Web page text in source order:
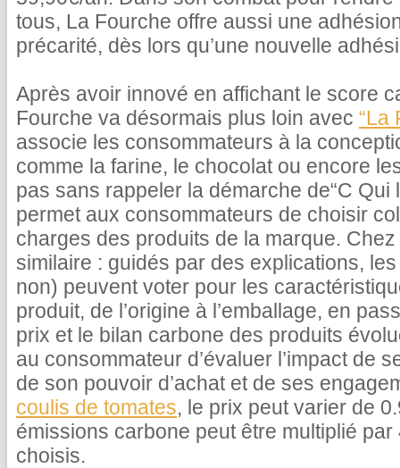
tous, La Fourche offre aussi une
précarité, dès lors qu’une nouvelle
Après avoir innové en affichant le score
Fourche va désormais plus loin avec “La
associe les consommateurs à la
comme la farine, le chocolat ou encore
pas sans rappeler la démarche de“C Qui
permet aux consommateurs de choisir
charges des produits de la marque.
similaire : guidés par des explications,
non) peuvent voter pour les
produit, de l’origine à l’emballage, en
prix et le bilan carbone des produits
au consommateur d’évaluer l’impact de
de son pouvoir d’achat et de ses
coulis de tomates, le prix peut varier de
émissions carbone peut être multiplié
choisis.